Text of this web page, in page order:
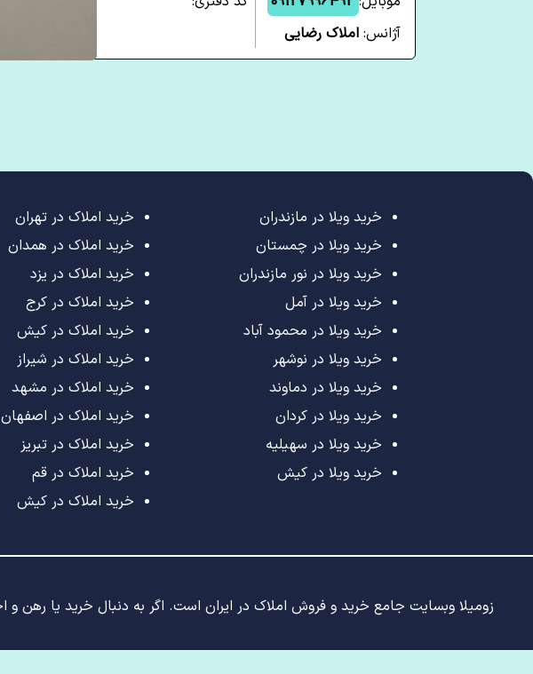
آژانس: املاک رضایی
خرید ویلا در مازندران
خرید ویلا در چمستان
خرید ویلا در نور مازندران
خرید ویلا در آمل
خرید ویلا در محمود آباد
خرید ویلا در نوشهر
خرید ویلا در دماوند
خرید ویلا در کردان
خرید ویلا در سهیلیه
خرید ویلا در کیش
خرید املاک در تهران
خرید املاک در همدان
خرید املاک در یزد
خرید املاک در کرج
خرید املاک در کیش
خرید املاک در شیراز
خرید املاک در مشهد
خرید املاک در اصفهان
خرید املاک در تبریز
خرید املاک در قم
خرید املاک در کیش
زومیلا وبسایت جامع خرید و فروش املاک در ایران است. اگر به دنبال خرید یا رهن و